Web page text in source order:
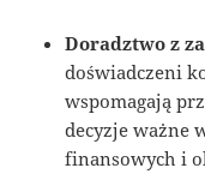
Doradztwo z
doświadczeni
wspomagają
decyzje ważne
finansowych i